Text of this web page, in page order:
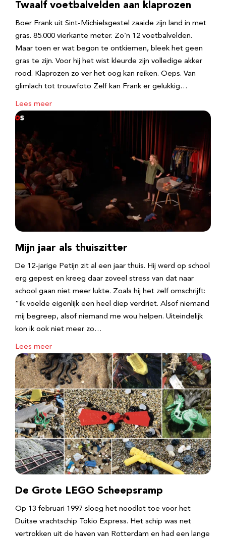
Twaalf voetbalvelden aan klaprozen
Boer Frank uit Sint-Michielsgestel zaaide zijn land in met
gras. 85.000 vierkante meter. Zo’n 12 voetbalvelden.
Maar toen er wat begon te ontkiemen, bleek het geen
gras te zijn. Voor hij het wist kleurde zijn volledige akker
rood. Klaprozen zo ver het oog kan reiken. Oeps. Van
glimlach tot trouwfoto Zelf kan Frank er gelukkig…
Lees meer
Mijn jaar als thuiszitter
De 12-jarige Petijn zit al een jaar thuis. Hij werd op school
erg gepest en kreeg daar zoveel stress van dat naar
school gaan niet meer lukte. Zoals hij het zelf omschrijft:
“Ik voelde eigenlijk een heel diep verdriet. Alsof niemand
mij begreep, alsof niemand me wou helpen. Uiteindelijk
kon ik ook niet meer zo…
Lees meer
De Grote LEGO Scheepsramp
Op 13 februari 1997 sloeg het noodlot toe voor het
Duitse vrachtschip Tokio Express. Het schip was net
vertrokken uit de haven van Rotterdam en had een lange